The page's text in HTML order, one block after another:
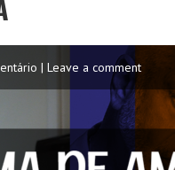
| Leave a comment